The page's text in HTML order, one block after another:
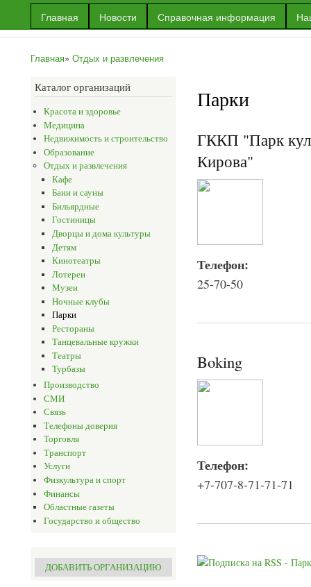
Главная Новости Справочная информация
Информационный
портал г.Уральска
Информация
и многое
Главная» Отдых и развлечения
Каталог организаций
Красота и здоровье
Медицина
Недвижимость и строительство
Образование
Отдых и развлечения
Кафе
Бани и сауны
Бильярдные
Гостиницы
Дворцы и дома культуры
Детям
Кинотеатры
Лотереи
Музеи
Ночные клубы
Парки
Рестораны
Танцевальные кружки
Театры
Турбазы
Производство
СМИ
Связь
Телефоны доверия
Торговля
Транспорт
Услуги
Физкультура и спорт
Финансы
Областные газеты
Государство и общество
ДОБАВИТЬ ОРГАНИЗАЦИЮ
Парки
ГККП "Парк
Кирова"
Телефон:
25-70-50
Boking
Телефон:
+7-707-8-71-71-71